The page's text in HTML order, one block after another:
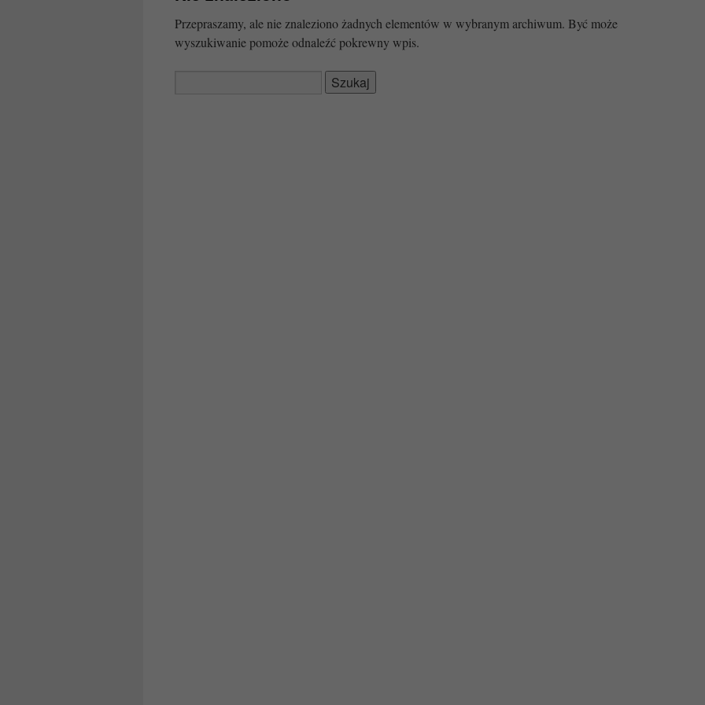
Przepraszamy, ale nie znaleziono żadnych elementów w wybranym archiwum. Być może
wyszukiwanie pomoże odnaleźć pokrewny wpis.